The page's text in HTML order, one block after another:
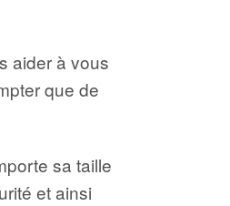
aider à vous
que de
sa taille
et ainsi